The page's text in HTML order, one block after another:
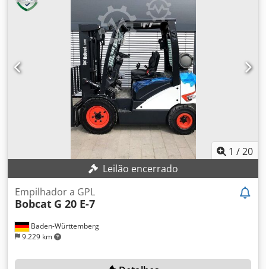
1 /20
Leilão encerrado
Baden-Württemberg
9.229 km
Empilhador a GPL
Bobcat G 20 E-7